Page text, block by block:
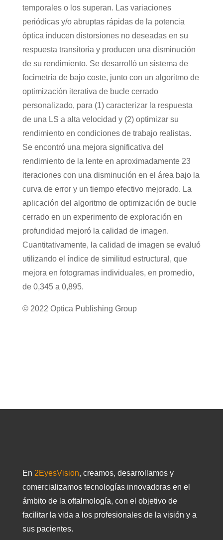
temporales o los superan. Las variaciones
periódicas y/o abruptas rápidas de la potencia
óptica inducen distorsiones no deseadas en su
respuesta transitoria y producen una disminución
de su rendimiento. Se desarrolló un sistema de
focimetría de bajo coste, junto con un algoritmo de
optimización iterativa de bucle cerrado
personalizado, para (1) caracterizar la respuesta
de una LS a alta velocidad y (2) optimizar su
rendimiento en condiciones de trabajo realistas.
Se encontró una mejora significativa del
rendimiento de la lente en aproximadamente 23
iteraciones con una disminución en el área bajo la
curva de error y un tiempo efectivo mejorado. La
aplicación del algoritmo de optimización de bucle
cerrado en un experimento de exploración en
profundidad mejoró la calidad de imagen.
Cuantitativamente, la calidad de imagen se evaluó
utilizando el índice de similitud estructural, que
mejora en fotogramas individuales, en promedio,
de 0,345 a 0,895.
© 2022 Optica Publishing Group
En 2EyesVision, creamos, desarrollamos y
comercializamos tecnologías innovadoras en el
ámbito de la oftalmología, con el objetivo de
facilitar la vida a los profesionales de la visión y a
sus pacientes.